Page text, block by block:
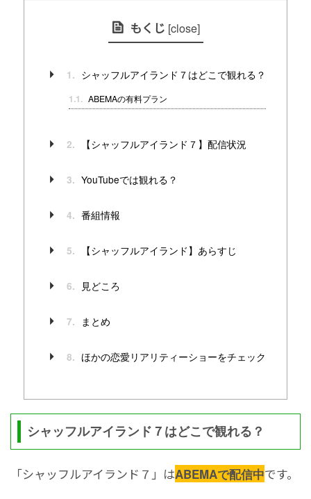
もくじ [close]
1. シャッフルアイランド７はどこで観れる？
1.1. ABEMAの有料プラン
2. 【シャッフルアイランド７】配信状況
3. YouTubeでは観れる？
4. 番組情報
5. 【シャッフルアイランド】あらすじ
6. 見どころ
7. まとめ
8. ほかの恋愛リアリティーショーをチェック
シャッフルアイランド７はどこで観れる？
「シャッフルアイランド７」はABEMAで配信中です。